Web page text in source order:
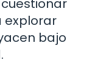
explorar
bajo